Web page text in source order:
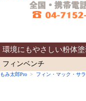
環境にもやさしい粉体
フィンベンチ
もみ太郎Pro > フィン・マック・サラ